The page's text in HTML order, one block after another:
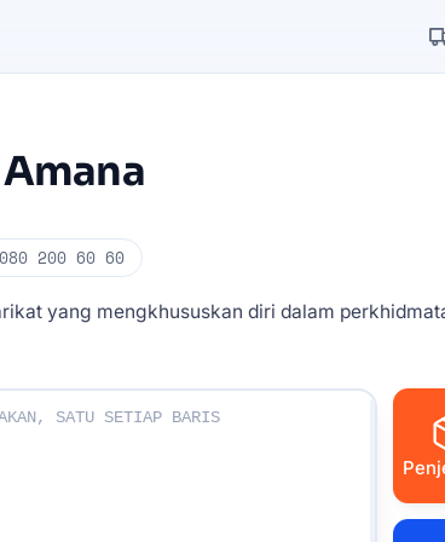
080 200 60 60
yang mengkhususkan diri dalam